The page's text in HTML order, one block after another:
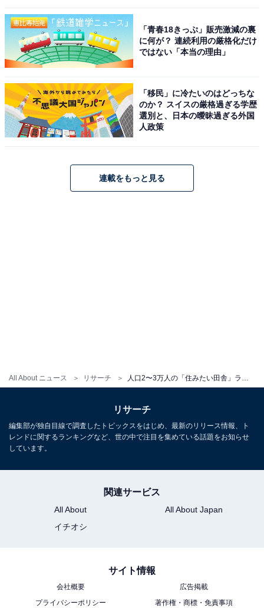
All About ニュース リサーチ
の給食費無料化」などの子育て支援、無料の市営塾「学
びの21世紀塾」などの教育環境が充実しているのも特徴
です。
＞次ページ：年代別のランキング結果
人口1万人未満の「住みたい田舎」ランキング！ 3位 長
【関連リンク】
「青春18きっぷ」販売激減の裏
に何が？ 連続利用の厳格化だけ
ではない「本当の理由」
「移民」に冷たいのはどっちな
のか？ スイスの厳格過ぎる学歴
選別と、日本の曖昧過ぎる外国
人政策
連載をもっと見る
リサーチ
編集部が独自目線で調査したトピックスをはじめ、最新のリリース情報、ト
レンドに関するランキングなど、世の中で注目を集めている話題をお知らせ
しています。
関連サービス
All About
All About Japan
イチオシ
サイト情報
会社概要
広告掲載
プライバシーポリシー
著作権・商標・免責事項